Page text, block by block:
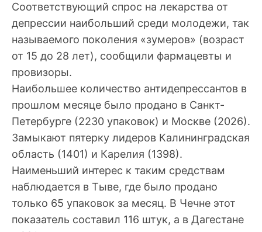
Соответствующий спрос на лекарства от
депрессии наибольший среди молодежи, так
называемого поколения «зумеров» (возраст
от 15 до 28 лет), сообщили фармацевты и
провизоры.
Наибольшее количество антидепрессантов в
прошлом месяце было продано в Санкт-
Петербурге (2230 упаковок) и Москве (2026).
Замыкают пятерку лидеров Калининградская
область (1401) и Карелия (1398).
Наименьший интерес к таким средствам
наблюдается в Тыве, где было продано
только 65 упаковок за месяц. В Чечне этот
показатель составил 116 штук, а в Дагестане